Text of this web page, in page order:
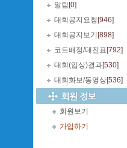
알림 [0]
대회공지요청 [946]
대회공지보기 [898]
코트배정/대진표 [792]
대회(입상)결과[530]
대회화보/동영상[536]
회원보기
가입하기